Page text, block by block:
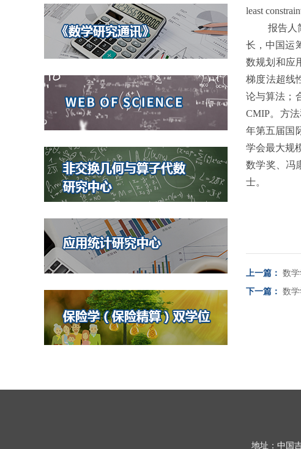
least
报告人
长，中国运
数规划和应
梯度法超线
论与算法；
CMIP。方
年第五届国
学会最大规
数学奖、冯
士。
上一篇： 数
下一篇： 数
地址：中国